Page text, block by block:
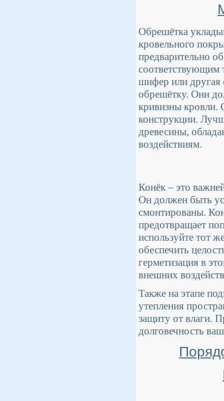
Обрешётка
кровельного
предварительно
соответствующим
шифер или другая
обрешётку. Они
кривизны кровли.
конструкции.
древесины,
воздействиям.
Конёк – это
Он должен быть
смонтированы.
предотвращает
используйте тот
обеспечить
герметизация в
внешних
Также на этапе
утепления
защиту от влаги.
долговечность